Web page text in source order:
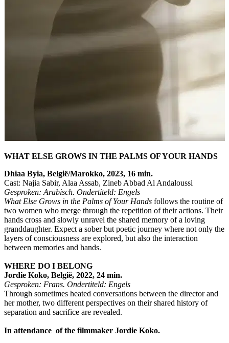
WHAT ELSE GROWS IN THE PALMS OF YOUR HANDS
Dhiaa Byia, België/Marokko, 2023, 16 min.
Cast: Najia Sabir, Alaa Assab, Zineb Abbad Al Andaloussi
Gesproken: Arabisch. Ondertiteld: Engels
What Else Grows in the Palms of Your Hands follows the routine of
two women who merge through the repetition of their actions. Their
hands cross and slowly unravel the shared memory of a loving
granddaughter. Expect a sober but poetic journey where not only the
layers of consciousness are explored, but also the interaction
between memories and hands.
WHERE DO I BELONG
Jordie Koko, België, 2022, 24 min.
Gesproken: Frans. Ondertiteld: Engels
Through sometimes heated conversations between the director and
her mother, two different perspectives on their shared history of
separation and sacrifice are revealed.
In attendance of the filmmaker Jordie Koko.